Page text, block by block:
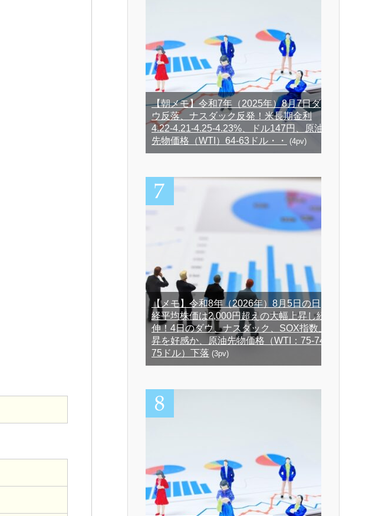
【朝メモ】令和7年（2025年）8月7日ダ
ウ反落、ナスダック反発！米長期金利
4.22-4.21-4.25-4.23%、ドル147円、原油
先物価格（WTI）64-63ドル・・
(4pv)
【メモ】令和8年（2026年）8月5日の日
経平均株価は2,000円超えの大幅上昇し続
伸！4日のダウ、ナスダック、SOX指数上
昇を好感か、原油先物価格（WTI：75-74-
75ドル）下落 (3pv)